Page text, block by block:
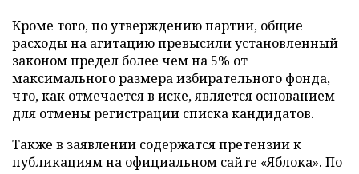
Кроме того, по утверждению партии, общие
расходы на агитацию превысили установленный
законом предел более чем на 5% от
максимального размера избирательного фонда,
что, как отмечается в иске, является основанием
для отмены регистрации списка кандидатов.
Также в заявлении содержатся претензии к
публикациям на официальном сайте «Яблока». По